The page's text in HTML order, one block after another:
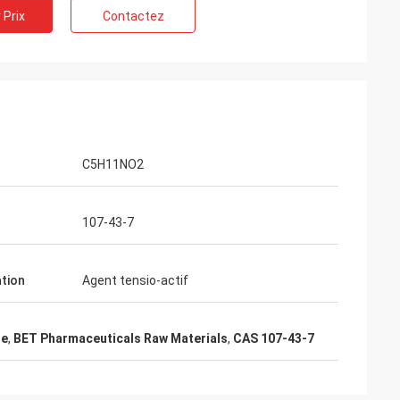
Prix Contactez
C5H11NO2
107-43-7
Agent tensio-actif
, BET Pharmaceuticals Raw Materials, CAS 107-43-7